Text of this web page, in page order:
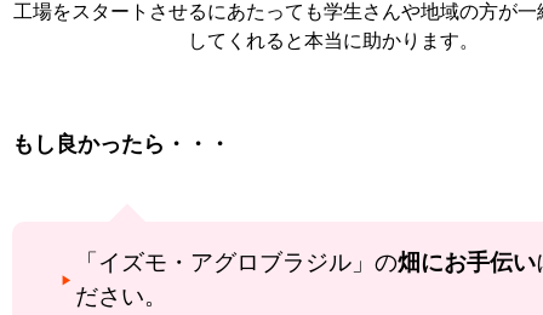
工場をスタートさせるにあたっても学生さんや地域の方が一
してくれると本当に助かります。
もし良かったら・・・
「イズモ・アグロブラジル」の畑にお手伝い
ださい。